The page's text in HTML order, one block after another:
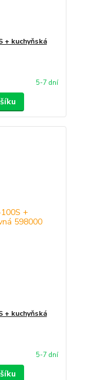
+ kuchyňská
5-7 dní
+ kuchyňská
5-7 dní